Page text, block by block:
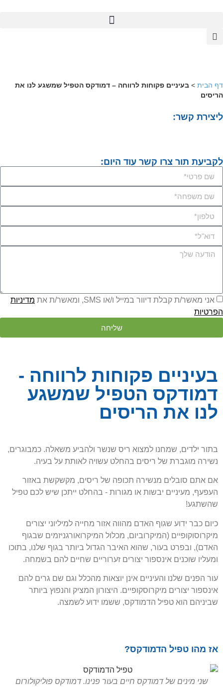
דף הבית > בעיניים פקוחות לרווחה – דמודקס הטפיל שמשגע לנו את
הריסים
ליצירת קשר:
לקביעת תור צרו קשר עוד היום:
אני מאשר/ת קבלת דיוור במייל ו/או SMS, ומאשר/ת את
מדיניות
הפרטיות
שליחה
בעיניים פקוחות לרווחה -
דמודקס הטפיל שמשגע
לנו את הריסים
בתור ילדים, שמחנו למצוא ריס שנשר ולהביע משאלה. כמבוגרים,
נשירה מוגברת של ריסים בהחלט עשויה לאותת על בעיה.
אם אתם סובלים מנשירה תכופה של ריסים, מקשקשת באזור
העפעף, מעיניים יבשות או מגורות - בהחלט ייתכן שיש לכם טפיל
שהשתגע!
כיום כבר ידוע שגוף האדם מהווה אזור מחייה למיליוני יצורים
מיקרוסוקופיים (המיקרוביום, מכלול המיקרואורגניזמים שבגוף
האדם), ובפרט בעור, שהוא האיבר הגדול ביותר בגוף שלנו, בתוכו
ומעליו שוכנים אינספור יצורים זערוריים שחיים להם בשמחה.
עור הפנים שלנו והעיניים אינן יוצאות מהכלל וגם שם גרים להם
אינספור יצורים מיקרוסקופיים. היצורון המציק והנפוץ ביותר
שביניהם הוא טפיל הדמודקס, ששמו ידוע לשמצה.
אז מהו טפיל הדמודקס?
שני מינים של דמודקס חיים בעור פנינו. דמודקס פוליקולורום